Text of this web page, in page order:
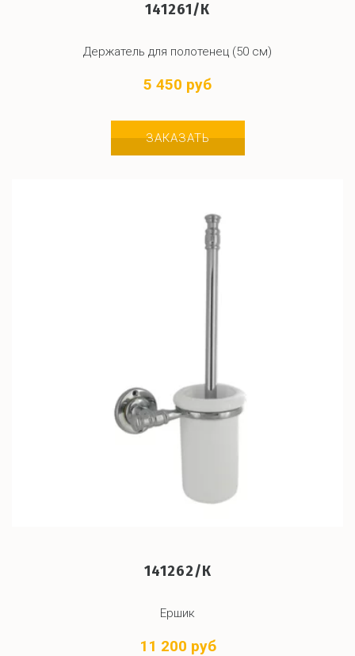
141261/К
Держатель для полотенец (50 см)
5 450 руб
ЗАКАЗАТЬ
141262/К
Ершик
11 200 руб